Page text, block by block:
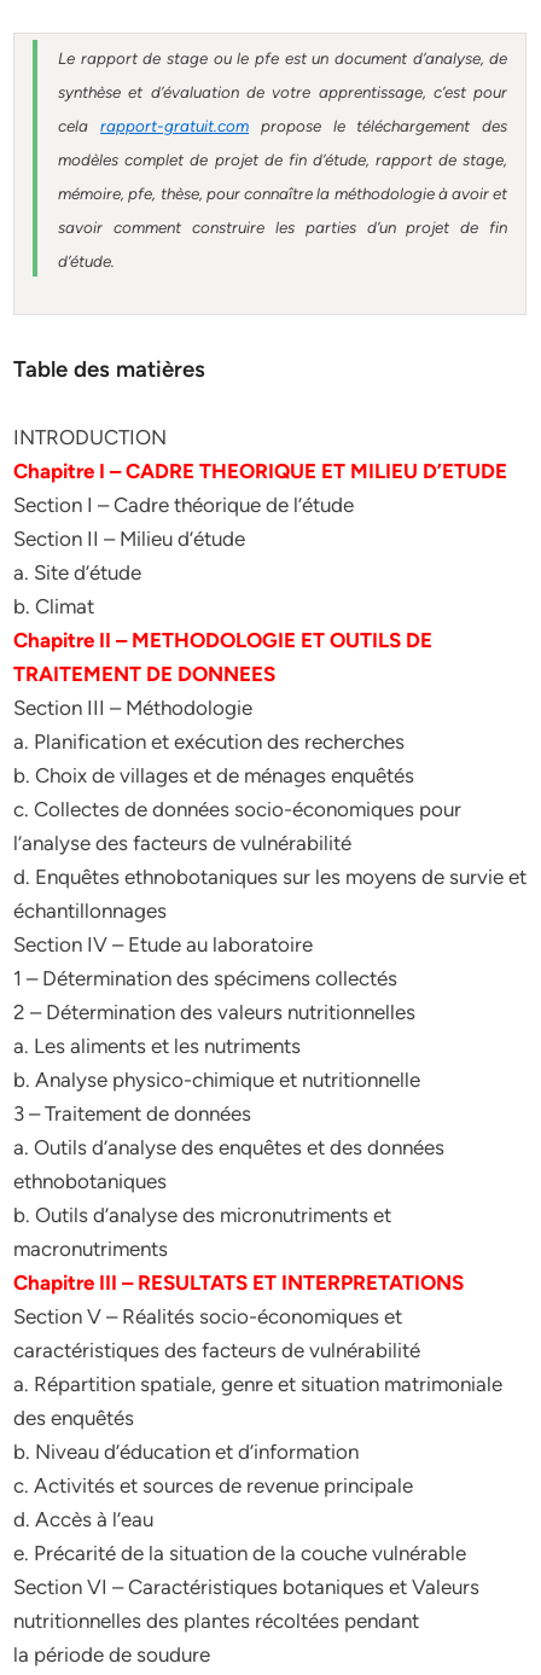
Le rapport de stage ou le pfe est un document d’analyse, de
synthèse et d’évaluation de votre apprentissage, c’est pour
celarapport-gratuit.com propose le téléchargement des
modèles complet de projet de fin d’étude, rapport de stage,
mémoire, pfe, thèse, pour connaître la méthodologie à avoir et
savoir comment construire les parties d’un projet de fin
d’étude.
Table des matières
INTRODUCTION
Chapitre I – CADRE THEORIQUE ET MILIEU D’ETUDE
Section I – Cadre théorique de l’étude
Section II – Milieu d’étude
a. Site d’étude
b. Climat
Chapitre II – METHODOLOGIE ET OUTILS DE
TRAITEMENT DE DONNEES
Section III – Méthodologie
a. Planification et exécution des recherches
b. Choix de villages et de ménages enquêtés
c. Collectes de données socio-économiques pour
l’analyse des facteurs de vulnérabilité
d. Enquêtes ethnobotaniques sur les moyens de survie et
échantillonnages
Section IV – Etude au laboratoire
1 – Détermination des spécimens collectés
2 – Détermination des valeurs nutritionnelles
a. Les aliments et les nutriments
b. Analyse physico-chimique et nutritionnelle
3 – Traitement de données
a. Outils d’analyse des enquêtes et des données
ethnobotaniques
b. Outils d’analyse des micronutriments et
macronutriments
Chapitre III – RESULTATS ET INTERPRETATIONS
Section V – Réalités socio-économiques et
caractéristiques des facteurs de vulnérabilité
a. Répartition spatiale, genre et situation matrimoniale
des enquêtés
b. Niveau d’éducation et d’information
c. Activités et sources de revenue principale
d. Accès à l’eau
e. Précarité de la situation de la couche vulnérable
Section VI – Caractéristiques botaniques et Valeurs
nutritionnelles des plantes récoltées pendant
la période de soudure